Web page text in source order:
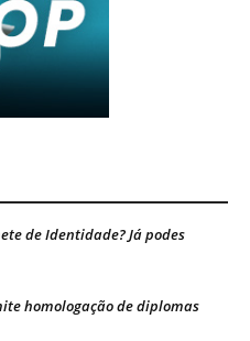
de Identidade? Já podes
homologação de diplomas